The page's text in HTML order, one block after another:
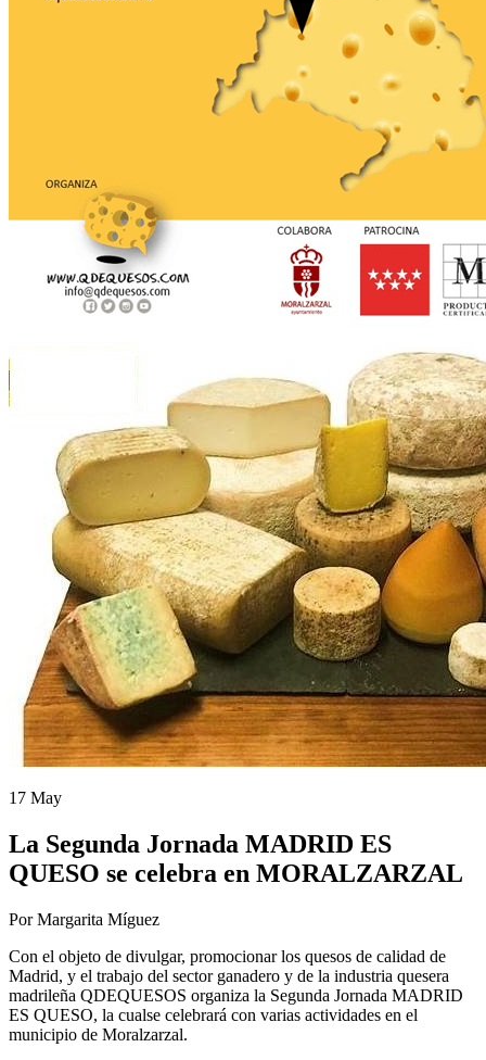
17 May
La Segunda Jornada MADRID ES
QUESO se celebra en MORALZARZAL
Por Margarita Míguez
Con el objeto de divulgar, promocionar los quesos de calidad de
Madrid, y el trabajo del sector ganadero y de la industria quesera
madrileña QDEQUESOS organiza la Segunda Jornada MADRID
ES QUESO, la cualse celebrará con varias actividades en el
municipio de Moralzarzal.